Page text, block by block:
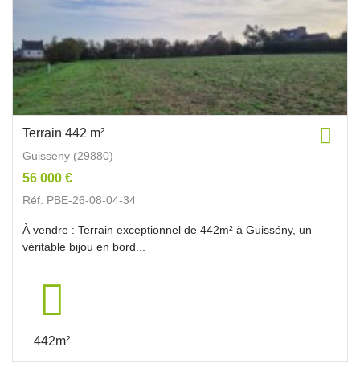
Terrain 442 m²
Guisseny (29880)
56 000 €
Réf. PBE-26-08-04-34
À vendre : Terrain exceptionnel de 442m² à Guissény, un
véritable bijou en bord...
442m²